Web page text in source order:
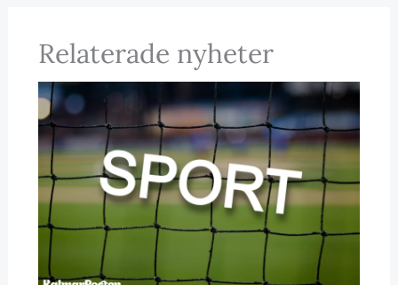
Relaterade nyheter